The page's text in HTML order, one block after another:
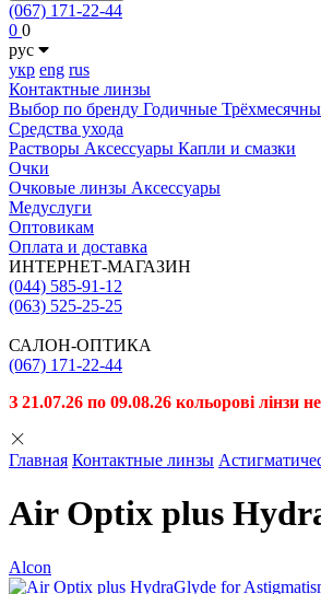
(067) 171-22-44
0 0
рус
укр eng rus
Контактные линзы
Выбор по бренду Годичные
Средства ухода
Растворы Аксессуары Капли и смазки
Очки
Очковые линзы Аксессуары
Медуслуги
Оптовикам
Оплата и доставка
ИНТЕРНЕТ-МАГАЗИН
(044) 585-91-12
(063) 525-25-25
САЛОН-ОПТИКА
(067) 171-22-44
З 21.07.26 по 09.08.26 кольорові лінзи
Главная Контактные линзы
Air Optix plus
Alcon